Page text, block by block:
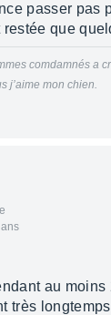
passer pas
que
comdamnés a
j’aime mon chien.
au moins
très